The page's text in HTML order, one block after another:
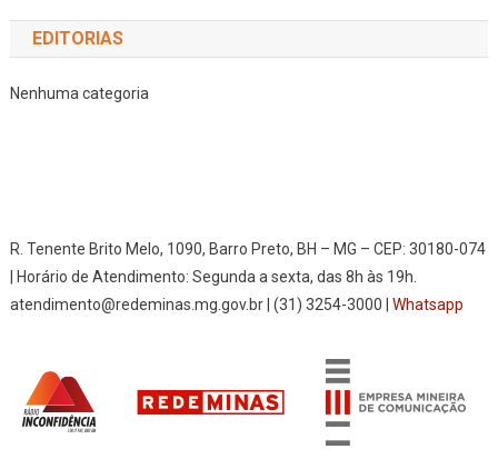
EDITORIAS
Nenhuma categoria
R. Tenente Brito Melo, 1090, Barro Preto, BH – MG – CEP: 30180-074
| Horário de Atendimento: Segunda a sexta, das 8h às 19h.
atendimento@redeminas.mg.gov.br | (31) 3254-3000 |Whatsapp